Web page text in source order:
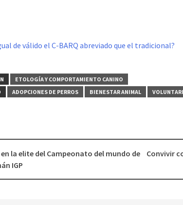
de válido el C-BARQ abreviado que el tradicional?
ETOLOGÍA Y COMPORTAMIENTO CANINO
ADOPCIONES DE PERROS BIENESTAR ANIMAL
en la elite del Campeonato del mundo de
IGP
Convivir